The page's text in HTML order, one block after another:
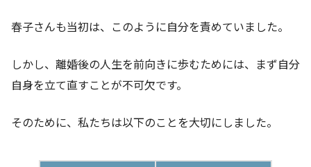
春子さんも当初は、このように自分を責めていました。
しかし、離婚後の人生を前向きに歩むためには、まず自分
自身を立て直すことが不可欠です。
そのために、私たちは以下のことを大切にしました。